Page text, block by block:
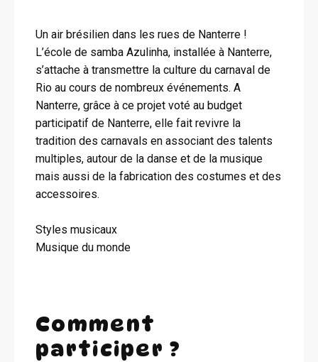
Un air brésilien dans les rues de Nanterre !
L’école de samba Azulinha, installée à Nanterre,
s’attache à transmettre la culture du carnaval de
Rio au cours de nombreux événements. A
Nanterre, grâce à ce projet voté au budget
participatif de Nanterre, elle fait revivre la
tradition des carnavals en associant des talents
multiples, autour de la danse et de la musique
mais aussi de la fabrication des costumes et des
accessoires.
Styles musicaux
Musique du monde
Comment
participer ?